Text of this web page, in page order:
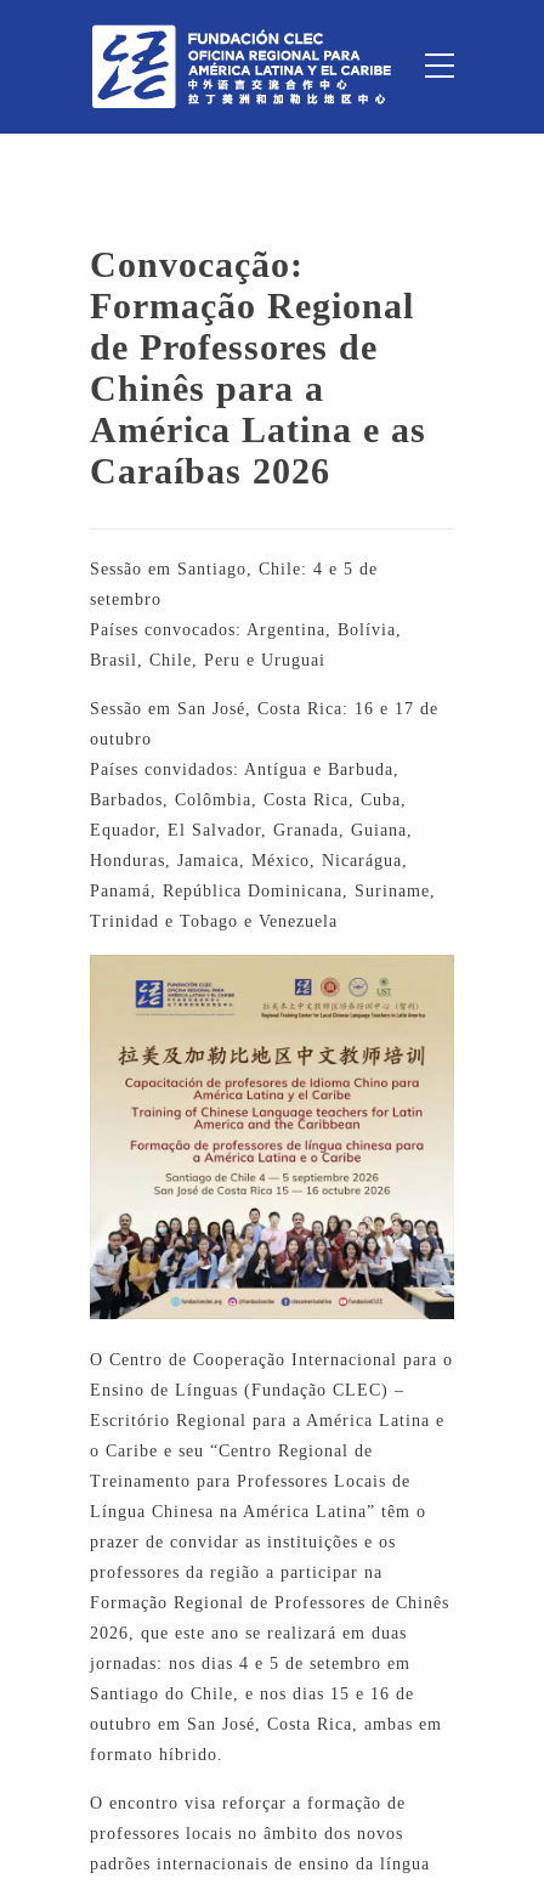
Convocação:
Formação Regional
de Professores de
Chinês para a
América Latina e as
Caraíbas 2026
Sessão em Santiago, Chile: 4 e 5 de
setembro
Países convocados: Argentina, Bolívia,
Brasil, Chile, Peru e Uruguai
Sessão em San José, Costa Rica: 16 e 17 de
outubro
Países convidados: Antígua e Barbuda,
Barbados, Colômbia, Costa Rica, Cuba,
Equador, El Salvador, Granada, Guiana,
Honduras, Jamaica, México, Nicarágua,
Panamá, República Dominicana, Suriname,
Trinidad e Tobago e Venezuela
O Centro de Cooperação Internacional para o
Ensino de Línguas (Fundação CLEC) –
Escritório Regional para a América Latina e
o Caribe e seu “Centro Regional de
Treinamento para Professores Locais de
Língua Chinesa na América Latina” têm o
prazer de convidar as instituições e os
professores da região a participar na
Formação Regional de Professores de Chinês
2026, que este ano se realizará em duas
jornadas: nos dias 4 e 5 de setembro em
Santiago do Chile, e nos dias 15 e 16 de
outubro em San José, Costa Rica, ambas em
formato híbrido.
O encontro visa reforçar a formação de
professores locais no âmbito dos novos
padrões internacionais de ensino da língua